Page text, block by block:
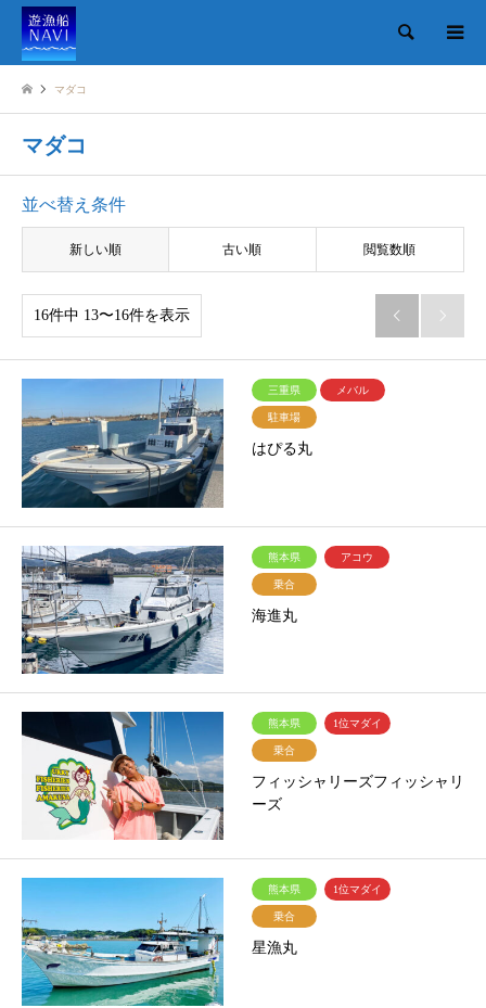
検索
マダコ
マダコ
並べ替え条件
新しい順 古い順 閲覧数順
16件中 13〜16件を表示  
三重県 メバル
駐車場
はぴる丸
熊本県 アコウ
乗合
海進丸
熊本県 1位マダイ
乗合
フィッシャリーズフィッシャリ
ーズ
熊本県 1位マダイ
乗合
星漁丸